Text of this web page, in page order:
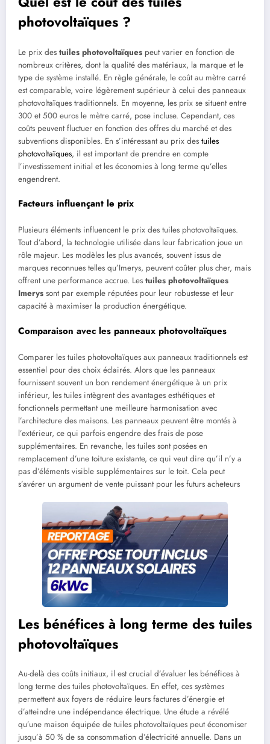
photovoltaïques ?
Le prix des tuiles photovoltaïques peut varier en fonction de
nombreux critères, dont la qualité des matériaux, la marque et le
type de système installé. En règle générale, le coût au mètre carré
est comparable, voire légèrement supérieur à celui des panneaux
photovoltaïques traditionnels. En moyenne, les prix se situent entre
300 et 500 euros le mètre carré, pose incluse. Cependant, ces
coûts peuvent fluctuer en fonction des offres du marché et des
subventions disponibles. En s’intéressant au prix des tuiles
photovoltaïques, il est important de prendre en compte
l’investissement initial et les économies à long terme qu’elles
engendrent.
Facteurs influençant le prix
Plusieurs éléments influencent le prix des tuiles photovoltaïques.
Tout d’abord, la technologie utilisée dans leur fabrication joue un
rôle majeur. Les modèles les plus avancés, souvent issus de
marques reconnues telles qu’Imerys, peuvent coûter plus cher, mais
offrent une performance accrue. Les tuiles photovoltaïques
Imerys sont par exemple réputées pour leur robustesse et leur
capacité à maximiser la production énergétique.
Comparaison avec les panneaux photovoltaïques
Comparer les tuiles photovoltaïques aux panneaux traditionnels est
essentiel pour des choix éclairés. Alors que les panneaux
fournissent souvent un bon rendement énergétique à un prix
inférieur, les tuiles intègrent des avantages esthétiques et
fonctionnels permettant une meilleure harmonisation avec
l’architecture des maisons. Les panneaux peuvent être montés à
l’extérieur, ce qui parfois engendre des frais de pose
supplémentaires. En revanche, les tuiles sont posées en
remplacement d’une toiture existante, ce qui veut dire qu’il n’y a
pas d’éléments visible supplémentaires sur le toit. Cela peut
s’avérer un argument de vente puissant pour les futurs acheteurs
Les bénéfices à long terme des tuiles
photovoltaïques
Au-delà des coûts initiaux, il est crucial d’évaluer les bénéfices à
long terme des tuiles photovoltaïques. En effet, ces systèmes
permettent aux foyers de réduire leurs factures d’énergie et
d’atteindre une indépendance électrique. Une étude a révélé
qu’une maison équipée de tuiles photovoltaïques peut économiser
jusqu’à 50 % de sa consommation d’électricité annuelle. Dans un